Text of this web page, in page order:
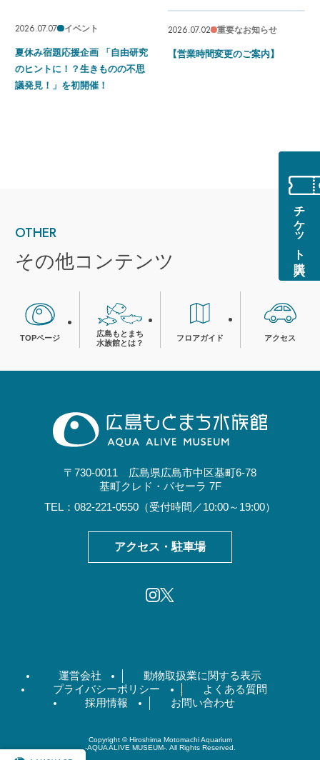
究
思
2026.07.02 重要なお知らせ
【営業時間変更のご案内】
2026.06.23 コラボ
広島もとまち水族館 ×「動き
OTHER
その他コンテンツ
TOPページ
広島もとまち
水族館とは？
フロアガイド アクセス
〒730-0011 広島県広島市中区基町6-78
基町クレド・パセーラ 7F
TEL：082-221-0550（受付時間／10:00～19:00）
アクセス・駐車場
運営会社
動物取扱業に関する表示
プライバシーポリシー
よくある質問
採用情報
お問い合わせ
Copyright © Hiroshima Motomachi Aquarium
-AQUA ALIVE MUSEUM-. All Rights Reserved.
チケット購入